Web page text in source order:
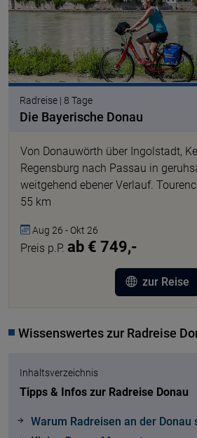
Radreise | 8 Tage
Die Bayerische Donau
Von Donauwörth über Ingolstadt,
Regensburg nach Passau in
weitgehend ebener Verlauf.
55 km
Aug 26 - Okt 26
Preis p.P. ab € 749,-
zur Reise
Wissenswertes zur Radreise
Inhaltsverzeichnis
Tipps & Infos zur Radreise Donau
Warum Radreisen an der Donau